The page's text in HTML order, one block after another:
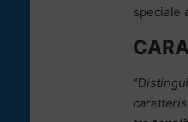
speciale
“